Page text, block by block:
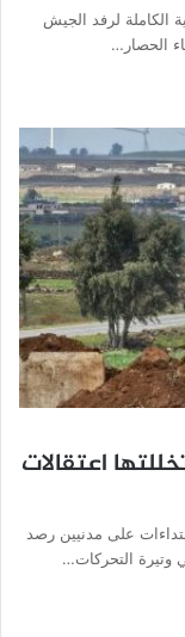
الكاملة لرفد الجيش
الحصار…
اعتقالات
على مدنيين رصد
وتيرة التحركات…